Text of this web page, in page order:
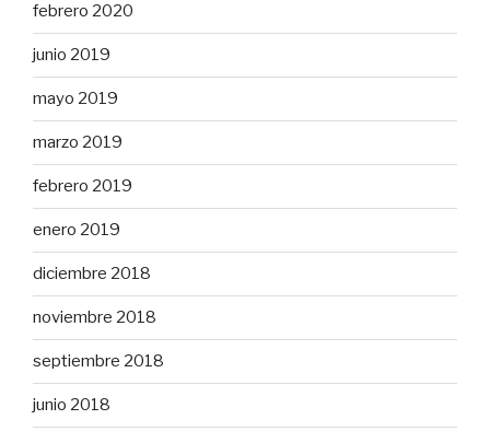
febrero 2020
junio 2019
mayo 2019
marzo 2019
febrero 2019
enero 2019
diciembre 2018
noviembre 2018
septiembre 2018
junio 2018